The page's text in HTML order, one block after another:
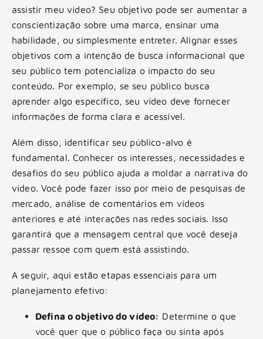
assistir meu vídeo? Seu objetivo pode ser aumentar a
conscientização sobre uma marca, ensinar uma
habilidade, ou simplesmente entreter. Alignar esses
objetivos com a intenção de busca informacional que
seu público tem potencializa o impacto do seu
conteúdo. Por exemplo, se seu público busca
aprender algo específico, seu vídeo deve fornecer
informações de forma clara e acessível.
Além disso, identificar seu público-alvo é
fundamental. Conhecer os interesses, necessidades e
desafios do seu público ajuda a moldar a narrativa do
vídeo. Você pode fazer isso por meio de pesquisas de
mercado, análise de comentários em vídeos
anteriores e até interações nas redes sociais. Isso
garantirá que a mensagem central que você deseja
passar ressoe com quem está assistindo.
A seguir, aqui estão etapas essenciais para um
planejamento efetivo:
Defina o objetivo do vídeo: Determine o que
você quer que o público faça ou sinta após